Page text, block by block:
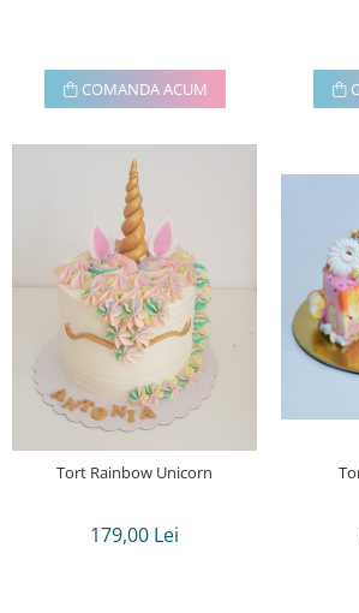
COMANDA ACUM
Tort Rainbow Unicorn
179,00 Lei